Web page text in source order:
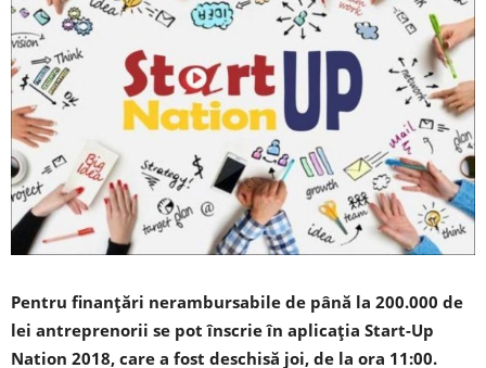
Pentru finanţări nerambursabile de până la 200.000 de
lei antreprenorii se pot înscrie în aplicaţia Start-Up
Nation 2018, care a fost deschisă joi, de la ora 11:00.